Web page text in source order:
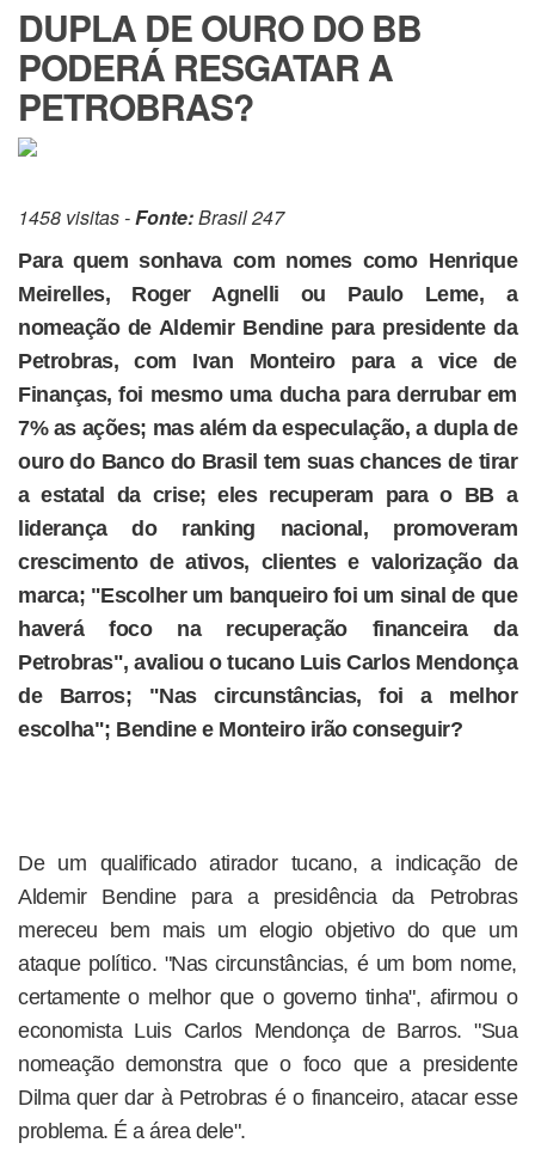
DUPLA DE OURO DO BB
PODERÁ RESGATAR A
PETROBRAS?
1458 visitas -Fonte:Brasil 247
Para quem sonhava com nomes como Henrique
Meirelles, Roger Agnelli ou Paulo Leme, a
nomeação de Aldemir Bendine para presidente da
Petrobras, com Ivan Monteiro para a vice de
Finanças, foi mesmo uma ducha para derrubar em
7% as ações; mas além da especulação, a dupla de
ouro do Banco do Brasil tem suas chances de tirar
a estatal da crise; eles recuperam para o BB a
liderança do ranking nacional, promoveram
crescimento de ativos, clientes e valorização da
marca; "Escolher um banqueiro foi um sinal de que
haverá foco na recuperação financeira da
Petrobras", avaliou o tucano Luis Carlos Mendonça
de Barros; "Nas circunstâncias, foi a melhor
escolha"; Bendine e Monteiro irão conseguir?
De um qualificado atirador tucano, a indicação de
Aldemir Bendine para a presidência da Petrobras
mereceu bem mais um elogio objetivo do que um
ataque político. "Nas circunstâncias, é um bom nome,
certamente o melhor que o governo tinha", afirmou o
economista Luis Carlos Mendonça de Barros. "Sua
nomeação demonstra que o foco que a presidente
Dilma quer dar à Petrobras é o financeiro, atacar esse
problema. É a área dele".